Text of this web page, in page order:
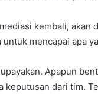
kembali, akan
mencapai apa
Apapun
keputusan dari tim.